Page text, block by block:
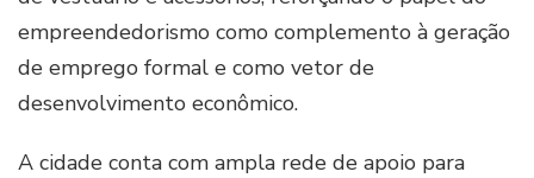
empreendedorismo como complemento à geração
de emprego formal e como vetor de
desenvolvimento econômico.
A cidade conta com ampla rede de apoio para